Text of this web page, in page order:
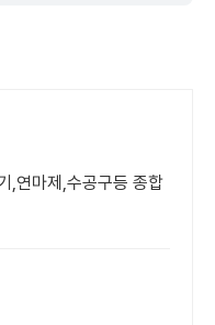
,연마제,수공구등 종합